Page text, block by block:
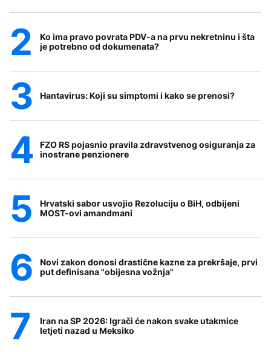
Ko ima pravo povrata PDV-a na prvu nekretninu i šta
je potrebno od dokumenata?
Hantavirus: Koji su simptomi i kako se prenosi?
FZO RS pojasnio pravila zdravstvenog osiguranja za
inostrane penzionere
Hrvatski sabor usvojio Rezoluciju o BiH, odbijeni
MOST-ovi amandmani
Novi zakon donosi drastične kazne za prekršaje, prvi
put definisana "obijesna vožnja"
Iran na SP 2026: Igrači će nakon svake utakmice
letjeti nazad u Meksiko